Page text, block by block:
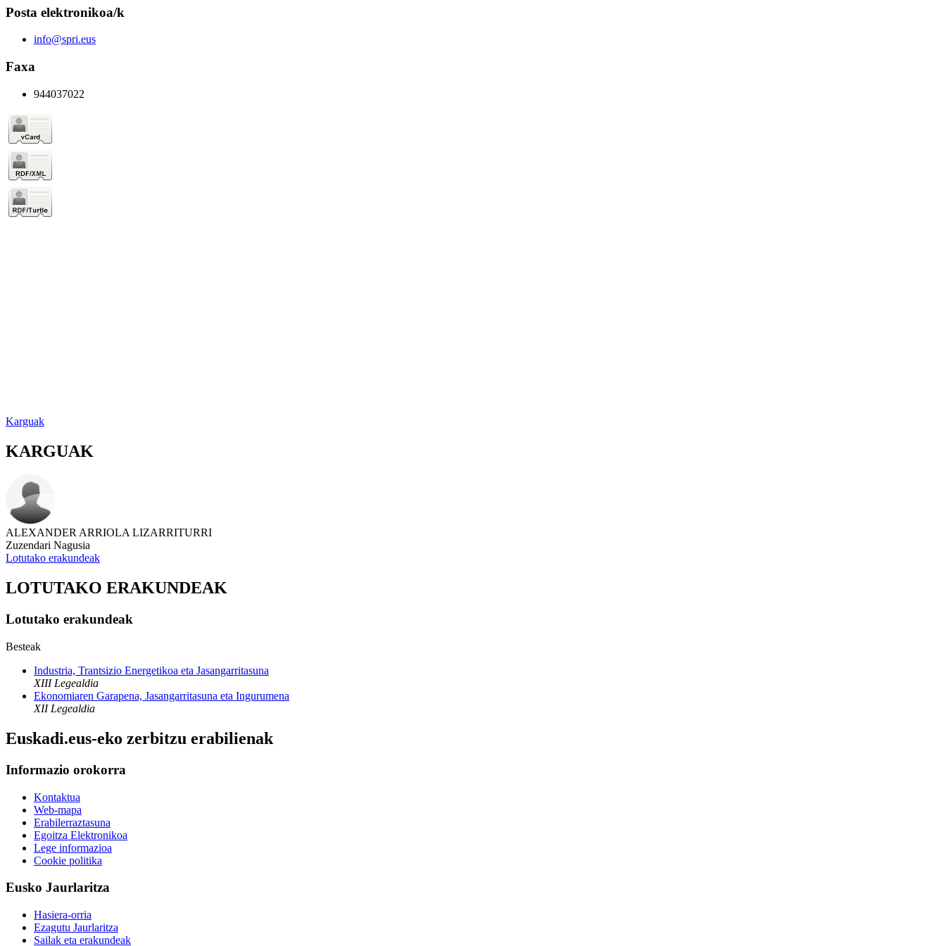
Posta elektronikoa/k
info@spri.eus
Faxa
944037022
Karguak
KARGUAK
ALEXANDER ARRIOLA LIZARRITURRI
Zuzendari Nagusia
Lotutako erakundeak
LOTUTAKO ERAKUNDEAK
Lotutako erakundeak
Besteak
Industria, Trantsizio Energetikoa eta Jasangarritasuna
XIII Legealdia
Ekonomiaren Garapena, Jasangarritasuna eta Ingurumena
XII Legealdia
Euskadi.eus-eko zerbitzu erabilienak
Informazio orokorra
Kontaktua
Web-mapa
Erabilerraztasuna
Egoitza Elektronikoa
Lege informazioa
Cookie politika
Eusko Jaurlaritza
Hasiera-orria
Ezagutu Jaurlaritza
Sailak eta erakundeak